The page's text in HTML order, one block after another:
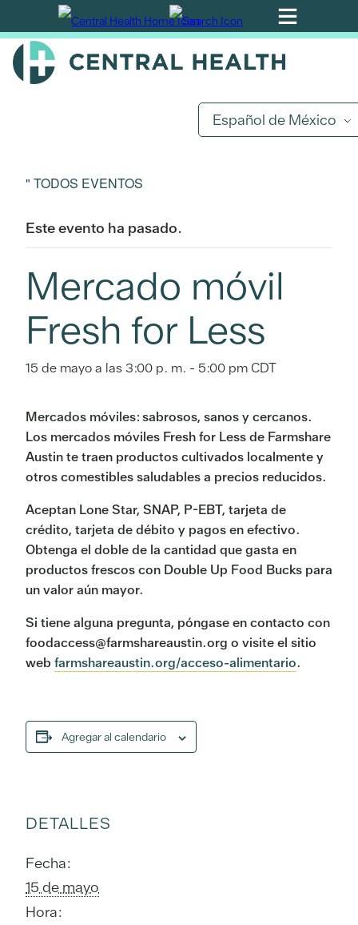
Ir
al
contenido
Español de México
" TODOS EVENTOS
Este evento ha pasado.
Mercado móvil
Fresh for Less
15 de mayo a las 3:00 p. m. - 5:00 pmCDT
Mercados móviles: sabrosos, sanos y cercanos.
Los mercados móviles Fresh for Less de Farmshare
Austin te traen productos cultivados localmente y
otros comestibles saludables a precios reducidos.
Aceptan Lone Star, SNAP, P-EBT, tarjeta de
crédito, tarjeta de débito y pagos en efectivo.
Obtenga el doble de la cantidad que gasta en
productos frescos con Double Up Food Bucks para
un valor aún mayor.
Si tiene alguna pregunta, póngase en contacto con
foodaccess@farmshareaustin.org o visite el sitio
web farmshareaustin.org/acceso-alimentario.
Agregar al calendario
DETALLES
Fecha:
15 de mayo
Hora: